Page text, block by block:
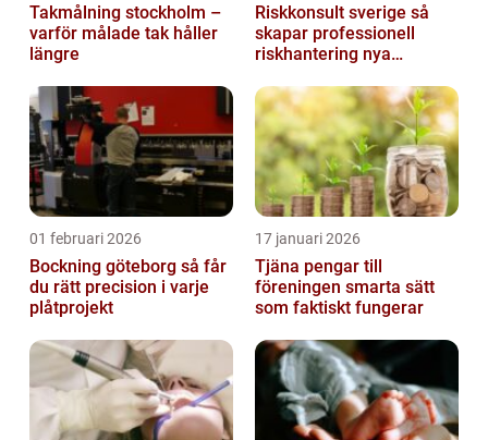
Takmålning stockholm –
varför målade tak håller
längre
Riskkonsult sverige så
skapar professionell
riskhantering nya
01 februari 2026
Bockning göteborg så får
du rätt precision i varje
plåtprojekt
17 januari 2026
Tjäna pengar till
föreningen smarta sätt
som faktiskt fungerar